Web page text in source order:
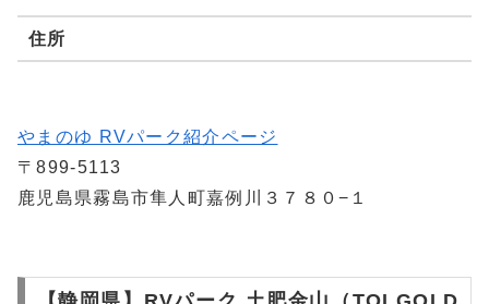
住所
やまのゆ RVパーク紹介ページ
〒899-5113
鹿児島県霧島市隼人町嘉例川３７８０−１